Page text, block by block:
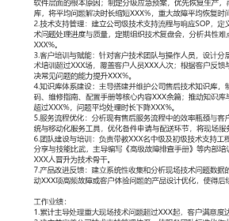
XXX科技有限公司是专注智能工业设备研
业务是为制造业企业提供自动化生产线解
家行业头部客户建立了长期服务关系。
售后技术支持汇报对象：部门总监
工作概述：
1.问题诊断与解决：负责处理客户现场重
结合的方式，快速定位机械、电气或软件
生产，再牵头研发与生产部门制定彻底解
解决时长缩短XXX%，重大故障平均恢复
2.技术支持管理：建立公司级技术支持流